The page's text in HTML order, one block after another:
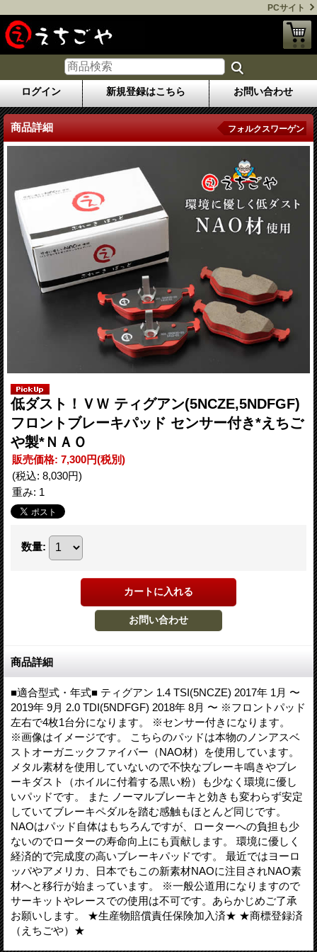
PCサイト
ログイン 新規登録はこちら お問い合わせ
商品詳細 フォルクスワーゲン
低ダスト！ＶＷ ティグアン(5NCZE,5NDFGF)
フロントブレーキパッド センサー付き*えちご
や製*ＮＡＯ
販売価格: 7,300円(税別)
(税込: 8,030円)
重み: 1
数量:
商品詳細
■適合型式・年式■ ティグアン 1.4 TSI(5NCZE) 2017年 1月 〜
2019年 9月 2.0 TDI(5NDFGF) 2018年 8月 〜 ※フロントパッド
左右で4枚1台分になります。 ※センサー付きになります。
※画像はイメージです。 こちらのパッドは本物のノンアスベ
ストオーガニックファイバー（NAO材）を使用しています。
メタル素材を使用していないので不快なブレーキ鳴きやブレ
ーキダスト（ホイルに付着する黒い粉）も少なく環境に優し
いパッドです。 また ノーマルブレーキと効きも変わらず安定
していてブレーキペダルを踏む感触もほとんど同じです。
NAOはパッド自体はもちろんですが、ローターへの負担も少
ないのでローターの寿命向上にも貢献します。 環境に優しく
経済的で完成度の高いブレーキパッドです。 最近ではヨーロ
ッパやアメリカ、日本でもこの新素材NAOに注目されNAO素
材へと移行が始まっています。 ※一般公道用になりますので
サーキットやレースでの使用は不可です。あらかじめご了承
お願いします。 ★生産物賠償責任保険加入済★ ★商標登録済
（えちごや）★